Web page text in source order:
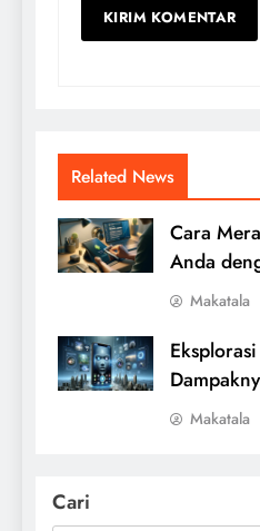
Related News
Cara
Anda
Makatala
Makatala
Cari